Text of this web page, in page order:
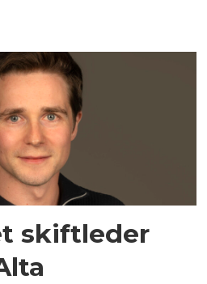
skiftleder